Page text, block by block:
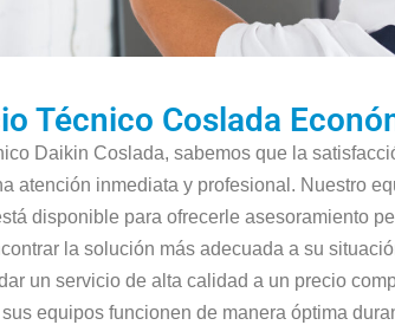
Técnico Coslada
Daikin Coslada, sabemos que la
atención inmediata y profesional. Nuestro
disponible para ofrecerle asesoramiento
la solución más adecuada a su
un servicio de alta calidad a un precio
equipos funcionen de manera óptima